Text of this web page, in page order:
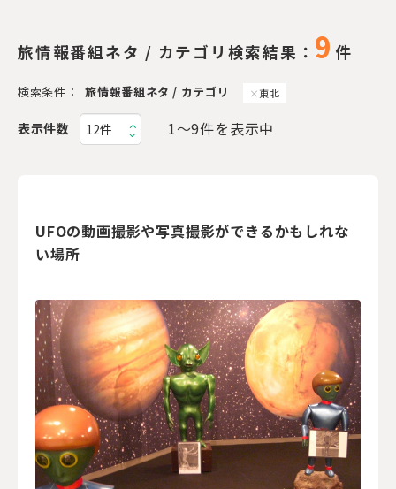
旅情報番組ネタ / カテゴリ検索結果： 9 件
検索条件： 旅情報番組ネタ / カテゴリ 東北
表示件数 1〜9件を表示中
UFOの動画撮影や写真撮影ができるかもしれな
い場所